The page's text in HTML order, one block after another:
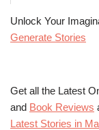
Unlock Your
Generate Stories
Get all the Latest
and Book Reviews
Latest Stories in